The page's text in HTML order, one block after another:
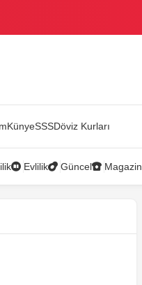
KünyeSSSDöviz Kurları
Evlilik Güncel Magazin